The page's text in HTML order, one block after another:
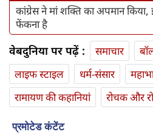
कांग्रेस ने मां शक्ति का अपमान
फेंकना है
वेबदुनिया पर पढ़ें : समाचार
लाइफ स्‍टाइल
धर्म-संसार
रामायण की कहानियां
रोचक और